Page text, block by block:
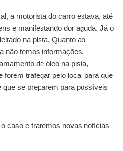
a motorista do carro estava, até
e manifestando dor aguda. Já o
na pista. Quanto ao
não temos informações.
de óleo na pista,
forem trafegar pelo local para que
que se preparem para possíveis
caso e traremos novas notícias